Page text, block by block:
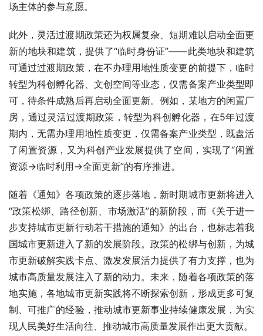
场主体的参与意愿。
此外，灵活过渡期政策还为权属复杂、短期难以启动全面更
新的地块和建筑，提供了“临时身份证”——此类地块和建筑
可通过过渡期政策，在不办理用地性质变更的前提下，临时
转型为科创孵化器、文创空间等业态，仅需备案产业类型即
可，待条件成熟后再启动全面更新。例如，某地方的闲置厂
房，通过灵活过渡期政策，转型为科创孵化器，在5年过渡
期内，无需办理用地性质变更，仅需备案产业类型，既盘活
了闲置资源，又为科创产业发展提供了空间，实现了“闲置
资源→临时利用→全面更新”的有序推进。
随着《通知》各项政策的逐步落地，新时期城市更新将进入
“政策松绑、路径创新、市场激活”的新阶段，而《关于进一
步支持城市更新行动若干措施的通知》的出台，也标志着我
国城市更新进入了新的发展阶段。政策的松绑与创新，为城
市更新破解实践卡点、激发发展活力提供了有力支撑，也为
城市高质量发展注入了新的动力。未来，随着各项政策的落
地实施，各地城市更新实践将不断探索创新，形成更多可复
制、可推广的经验，推动城市更新事业持续健康发展，为实
现人民美好生活向往、推动城市高质量发展作出更大贡献。